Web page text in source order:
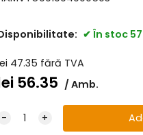
În stoc
47.35 fără TVA
56.35 Amb.